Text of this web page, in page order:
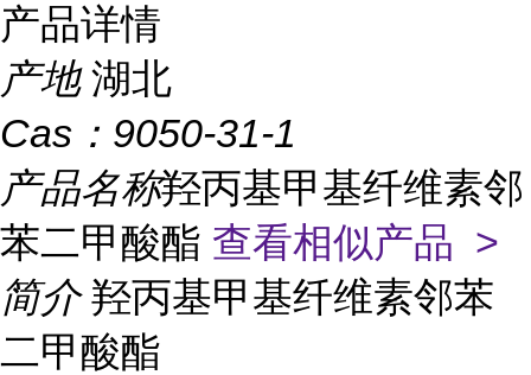
产品详情
产地 湖北
Cas： 9050-31-1
产品名称羟丙基甲基纤维素邻
苯二甲酸酯 查看相似产品 >
简介 羟丙基甲基纤维素邻苯
二甲酸酯